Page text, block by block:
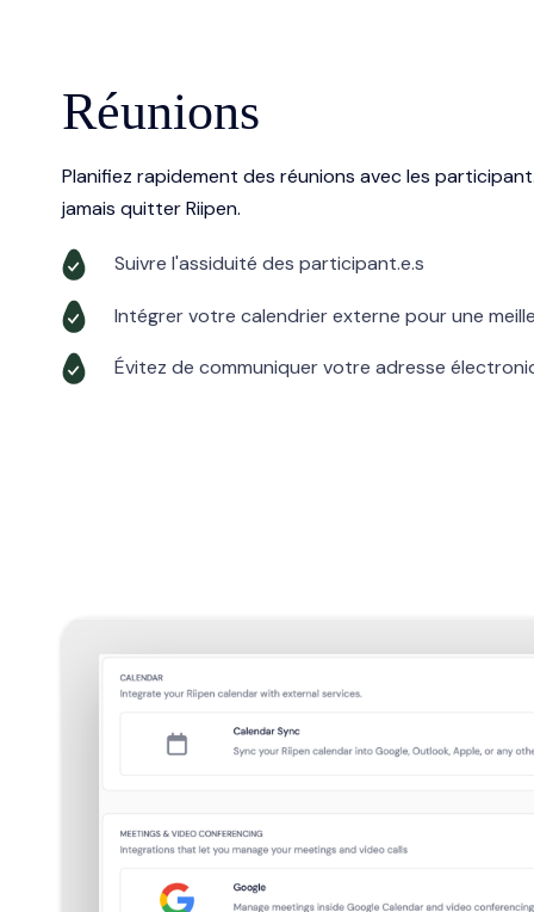
Réunions
Planifiez rapidement des réunions avec les
jamais quitter Riipen.
Suivre l'assiduité des participant.e.s
Intégrer votre calendrier externe pour une
Évitez de communiquer votre adresse